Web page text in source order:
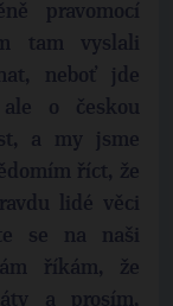
pravomocí
tam vyslali
neboť jde
o českou
a my jsme
říct, že
lidé věci
se na naši
říkám, že
a prosím,